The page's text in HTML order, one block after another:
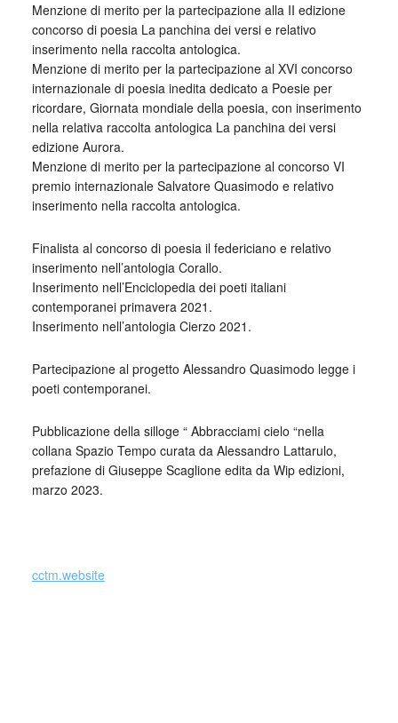
Menzione di merito per la partecipazione alla II edizione
concorso di poesia La panchina dei versi e relativo
inserimento nella raccolta antologica.
Menzione di merito per la partecipazione al XVI concorso
internazionale di poesia inedita dedicato a Poesie per
ricordare, Giornata mondiale della poesia, con inserimento
nella relativa raccolta antologica La panchina dei versi
edizione Aurora.
Menzione di merito per la partecipazione al concorso VI
premio internazionale Salvatore Quasimodo e relativo
inserimento nella raccolta antologica.
Finalista al concorso di poesia il federiciano e relativo
inserimento nell’antologia Corallo.
Inserimento nell’Enciclopedia dei poeti italiani
contemporanei primavera 2021.
Inserimento nell’antologia Cierzo 2021.
Partecipazione al progetto Alessandro Quasimodo legge i
poeti contemporanei.
Pubblicazione della silloge “ Abbracciami cielo “nella
collana Spazio Tempo curata da Alessandro Lattarulo,
prefazione di Giuseppe Scaglione edita da Wip edizioni,
marzo 2023.
cctm.website